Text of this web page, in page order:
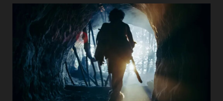
ПЕРШЕ
ПІДТВЕРДЖЕННЯ